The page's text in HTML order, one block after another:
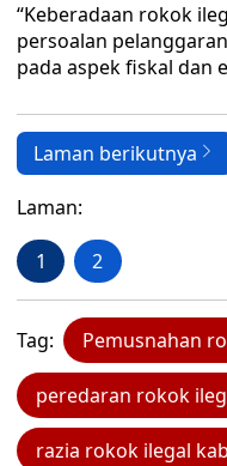
“Keberadaan rokok
persoalan
pada aspek fiskal dan
Laman berikutnya
Laman:
1 2
Tag: Pemusnahan
peredaran rokok
razia rokok ilegal